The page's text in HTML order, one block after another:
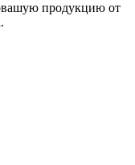
продукцию от